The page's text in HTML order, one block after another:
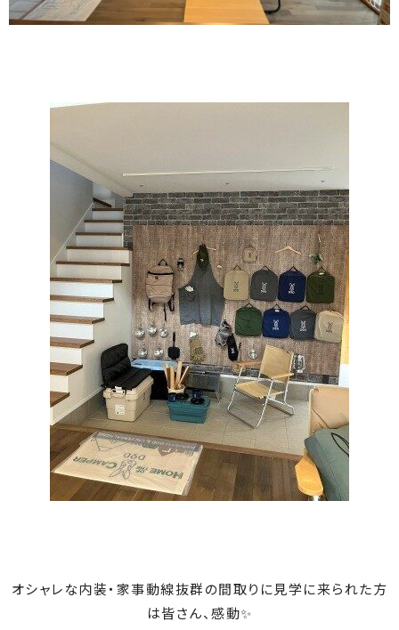
オシャレな内装・家事動線抜群の間取りに見学に来られた方
は皆さん、感動✨